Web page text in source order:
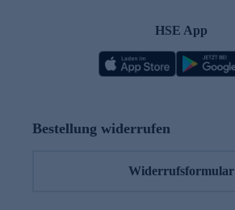
HSE App
Bestellung widerrufen
Widerrufsformular